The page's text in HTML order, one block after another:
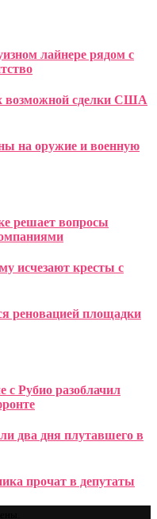
лайнере рядом с
возможной сделки США
на оружие и военную
решает вопросы
исчезают кресты с
реновацией площадки
с Рубио разоблачил
два дня плутавшего в
прочат в депутаты